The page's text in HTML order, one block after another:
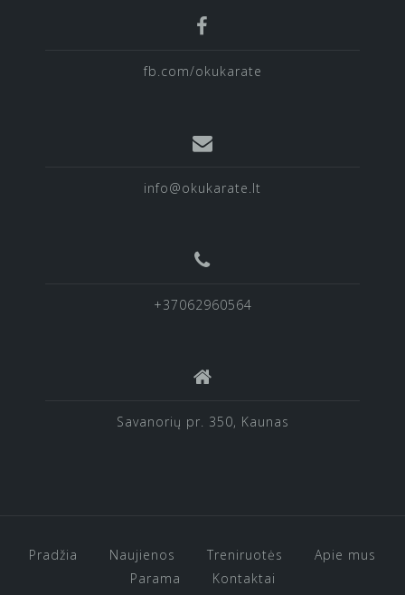
fb.com/okukarate
info@okukarate.lt
+37062960564
Savanorių pr. 350, Kaunas
Pradžia Naujienos Treniruotės
Apie mus
Parama
Kontaktai